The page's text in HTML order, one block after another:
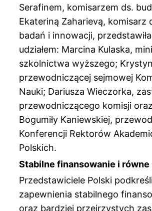
Serafinem, komisarzem ds.
Ekateriną Zaharievą, komisarz
badań i innowacji,
udziałem: Marcina Kulaska,
szkolnictwa wyższego;
przewodniczącej sejmowej
Nauki; Dariusza Wieczorka,
przewodniczącego komisji
Bogumiły Kaniewskiej,
Konferencji Rektorów
Polskich.
Stabilne finansowanie i równe
Przedstawiciele Polski
zapewnienia stabilnego
oraz bardziej przejrzystych